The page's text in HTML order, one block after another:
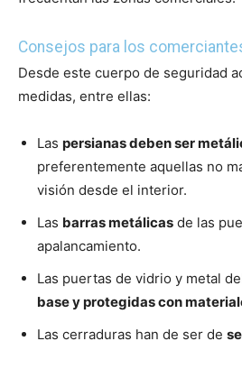
Consejos para los
Desde este cuerpo de seguridad
medidas, entre ellas:
Las persianas deben ser
preferentemente aquellas no
visión desde el interior.
Las barras metálicas de las
apalancamiento.
Las puertas de vidrio y metal
base y protegidas con
Las cerraduras han de ser de